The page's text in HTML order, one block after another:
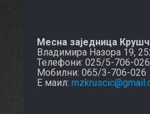
Месна заједница
Владимира Назора 19,
Телефони: 025/5-706-
Мобилни: 065/3-706-026
Е маил: